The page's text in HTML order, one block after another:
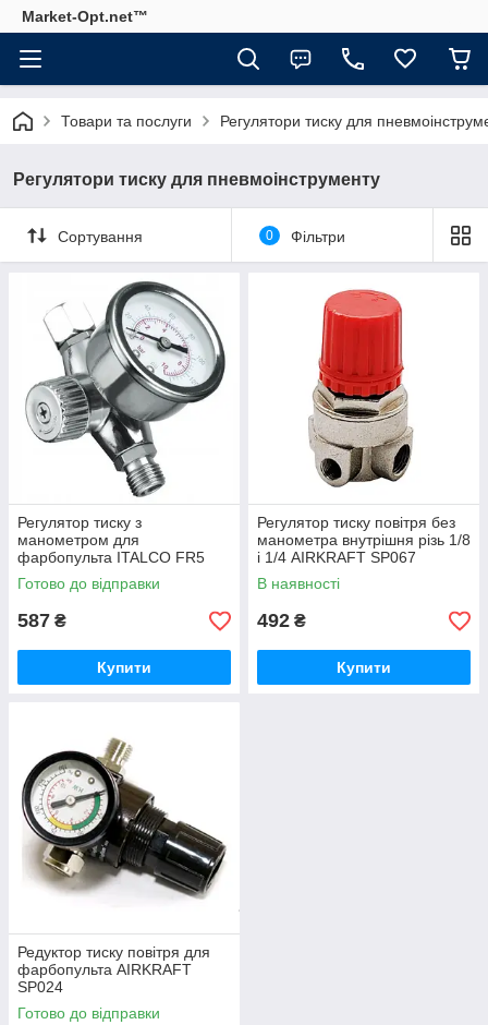
Market-Opt.net™
Товари та послуги Регулятори тиску для
Регулятори тиску для пневмоінструменту
Сортування 0 Фільтри
Регулятор тиску з
манометром для
фарбопульта ITALCO FR5
Готово до відправки
587 ₴
Купити
Регулятор тиску повітря без
манометра внутрішня різь 1/8
і 1/4 AIRKRAFT SP067
В наявності
492 ₴
Купити
Редуктор тиску повітря для
фарбопульта AIRKRAFT
SP024
Готово до відправки